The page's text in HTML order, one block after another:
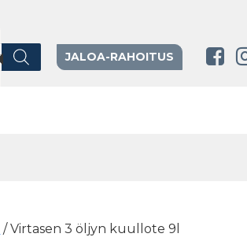
JALOA-RAHOITUS
/ Virtasen 3 öljyn kuullote 9l